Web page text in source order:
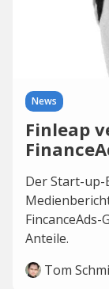
News
Finleap
Der Start-
Anteile.
Tom